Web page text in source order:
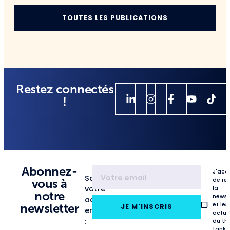
TOUTES LES PUBLICATIONS
Restez connectés
!
Abonnez-
vous à
notre
newsletter
Saisissez
votre
adresse
email
:
JE M'INSCRIS
de
la
et les
du